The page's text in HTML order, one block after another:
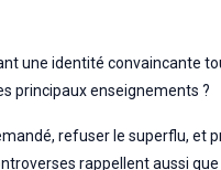
une identité convaincante
principaux enseignements ?
refuser le superflu, et
rappellent aussi